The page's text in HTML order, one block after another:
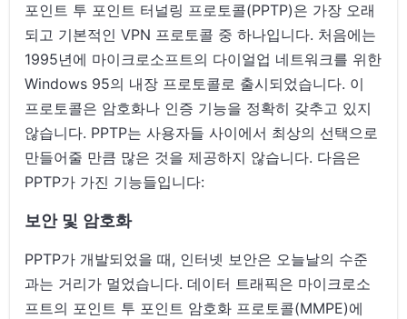
포인트 투 포인트 터널링 프로토콜(PPTP)은 가장 오래
되고 기본적인 VPN 프로토콜 중 하나입니다. 처음에는
1995년에 마이크로소프트의 다이얼업 네트워크를 위한
Windows 95의 내장 프로토콜로 출시되었습니다. 이
프로토콜은 암호화나 인증 기능을 정확히 갖추고 있지
않습니다. PPTP는 사용자들 사이에서 최상의 선택으로
만들어줄 만큼 많은 것을 제공하지 않습니다. 다음은
PPTP가 가진 기능들입니다:
보안 및 암호화
PPTP가 개발되었을 때, 인터넷 보안은 오늘날의 수준
과는 거리가 멀었습니다. 데이터 트래픽은 마이크로소
프트의 포인트 투 포인트 암호화 프로토콜(MMPE)에